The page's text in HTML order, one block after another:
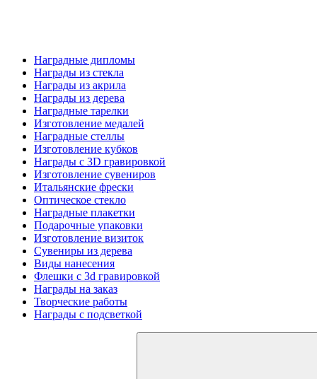
Наградные дипломы
Награды из стекла
Награды из акрила
Награды из дерева
Наградные тарелки
Изготовление медалей
Наградные стеллы
Изготовление кубков
Награды с 3D гравировкой
Изготовление сувениров
Итальянские фрески
Оптическое стекло
Наградные плакетки
Подарочные упаковки
Изготовление визиток
Сувениры из дерева
Виды нанесения
Флешки с 3d гравировкой
Награды на заказ
Творческие работы
Награды с подсветкой